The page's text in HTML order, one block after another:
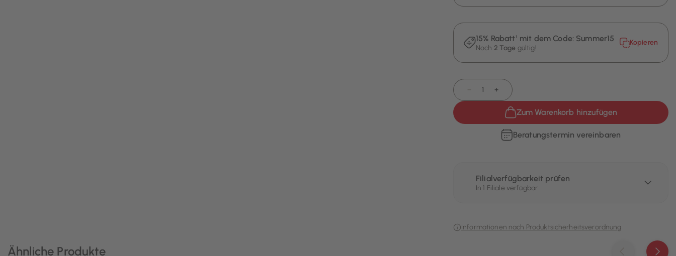
15% Rabatt¹ mit dem Code: Summer15
Noch 2 Tage gültig!
Kopieren
+
Zum Warenkorb hinzufügen
Beratungstermin vereinbaren
Filialverfügbarkeit prüfen
In 1 Filiale verfügbar
Informationen nach Produktsicherheitsverordnung